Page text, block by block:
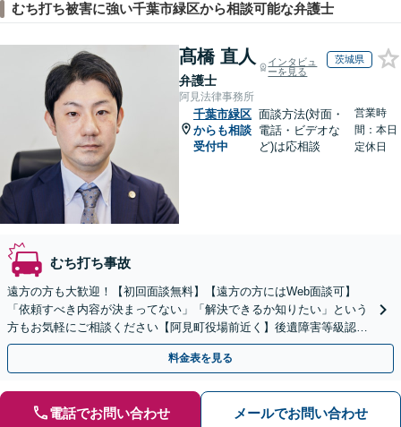
むち打ち被害に強い千葉市緑区から相談可能な弁護士
髙橋 直人
弁護士
インタビュ
ーを見る
茨城県
阿見法律事務所
千葉市緑区
からも相談
受付中
面談方法(対面・
電話・ビデオな
ど)は応相談
営業時
間：本日
定休日
むち打ち事故
遠方の方も大歓迎！【初回面談無料】【遠方の方にはWeb面談可】
「依頼すべき内容が決まってない」「解決できるか知りたい」という
方もお気軽にご相談ください【阿見町役場前近く】後遺障害等級認
定、慰謝料請求、示談交渉など
料金表を見る
電話でお問い合わせ メールでお問い合わせ